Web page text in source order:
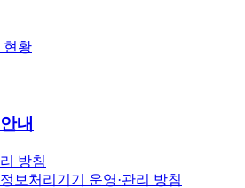
현황
내
방침
보처리기기 운영·관리 방침